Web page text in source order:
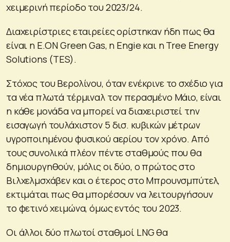
χειμερινή περίοδο του 2023/24.
Διαχειρίστριες εταιρείες ορίστηκαν ήδη πως θα
είναι η E.ON Green Gas, η Engie και η Tree Energy
Solutions (TES).
Στόχος του Βερολίνου, όταν ενέκρινε το σχέδιο για
τα νέα πλωτά τέρμιναλ τον περασμένο Μάιο, είναι
η κάθε μονάδα να μπορεί να διαχειριστεί την
εισαγωγή τουλάχιστον 5 δισ. κυβικών μέτρων
υγροποιημένου φυσικού αερίου τον χρόνο. Από
τους συνολικά πλέον πέντε σταθμούς που θα
δημιουργηθούν, μόλις οι δύο, ο πρώτος στο
Βιλχελμσχάβεν και ο έτερος στο Μπρουνσμπύτελ,
εκτιμάται πως θα μπορέσουν να λειτουργήσουν
το φετινό χειμώνα, όμως εντός του 2023.
Οι άλλοι δύο πλωτοί σταθμοί LNG θα